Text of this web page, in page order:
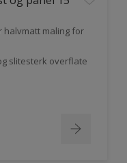
halvmatt maling for
slitesterk overflate